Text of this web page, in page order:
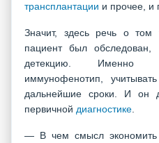
трансплантации и прочее, и
Значит, здесь речь о том
пациент был
детекцию. Именно
иммунофенотип,
дальнейшие сроки. И он
первичной диагностике
— В чем смысл